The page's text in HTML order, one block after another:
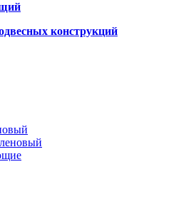
конструкций